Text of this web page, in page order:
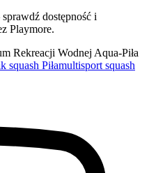
dostępność i
Playmore.
Rekreacji Wodnej Aqua-Piła
squash Piłamultisport squash